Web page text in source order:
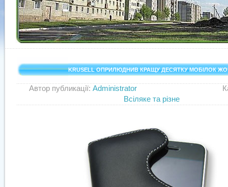
« 1 2 3 4 5 6 7 »
KRUSELL ОПРИЛЮДНИВ КРАЩУ ДЕСЯТКУ МОБІЛОК
Автор публикації: Administrator
Всіляке та різне